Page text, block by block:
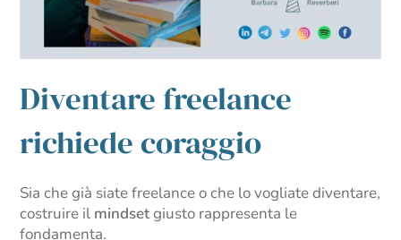
Diventare freelance
richiede coraggio
Sia che già siate freelance o che lo vogliate diventare,
costruire il mindsetgiusto rappresenta le
fondamenta.